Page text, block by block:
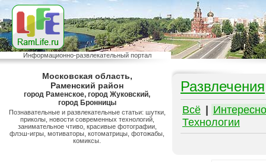
Информационно-развлекательный портал
Московская область,
Раменский район
город Раменское, город Жуковский,
город Бронницы
Познавательные и развлекательные статьи: шутки,
приколы, новости современных технологий,
занимательное чтиво, красивые фотографии,
флэш-игры, мотиваторы, котоматрицы, фотожабы,
комиксы.
Развлечения
Всё
Интересно
Технологии